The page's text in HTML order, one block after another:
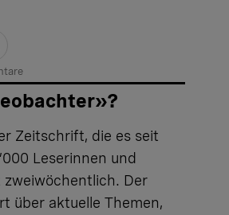
Zeitschrift, die es seit
Leserinnen und
Der
über aktuelle Themen,